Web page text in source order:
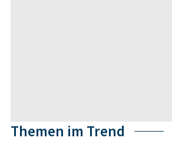
Themen im Trend